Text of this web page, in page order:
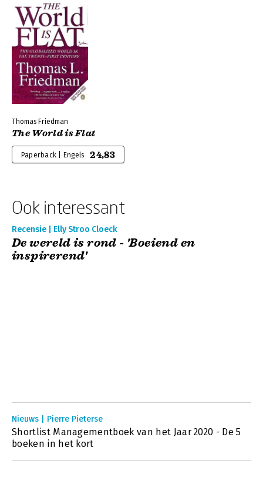
Thomas Friedman
The World is Flat
Paperback | Engels 24,83
Ook interessant
Recensie | Elly Stroo Cloeck
De wereld is rond - 'Boeiend en
inspirerend'
Nieuws | Pierre Pieterse
Shortlist Managementboek van het Jaar 2020 - De 5
boeken in het kort